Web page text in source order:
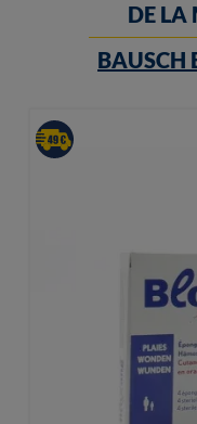
DE LA
BAUSCH